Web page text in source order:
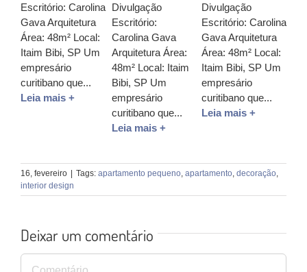
Escritório: Carolina
Gava Arquitetura
Área: 48m² Local:
Itaim Bibi, SP Um
empresário
curitibano que...
Leia mais +
Divulgação
Escritório:
Carolina Gava
Arquitetura Área:
48m² Local: Itaim
Bibi, SP Um
empresário
curitibano que...
Leia mais +
Divulgação
Escritório: Carolina
Gava Arquitetura
Área: 48m² Local:
Itaim Bibi, SP Um
empresário
curitibano que...
Leia mais +
16, fevereiro Tags: apartamento pequeno, apartamento, decoração,
interior design
Deixar um comentário
Comentário